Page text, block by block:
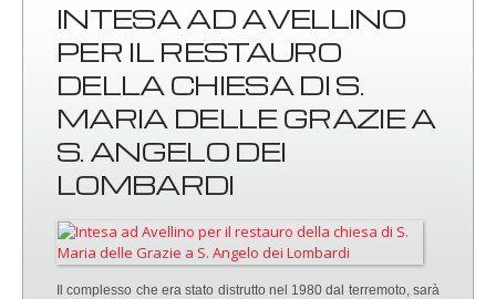
INTESA AD AVELLINO
PER IL RESTAURO
DELLA CHIESA DI S.
MARIA DELLE GRAZIE A
S. ANGELO DEI
LOMBARDI
Il complesso che era stato distrutto nel 1980 dal terremoto, sarà